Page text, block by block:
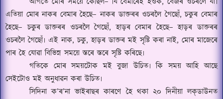
এতিয়া মোৰ নাকৰ বেমাৰ হৈছে–নাকৰ ডাক্তৰৰ ওচৰলৈ গৈছোঁ,চকুৰ বেমাৰ
হৈছে–চকুৰ ডাক্তৰৰ ওচৰলৈ গৈছোঁ,হাড়ৰ বেমাৰ হৈছে–হাড়ৰ ডাক্তৰৰ
ওচৰলৈ গৈছোঁ৷ এই নাক,চকু,হাড়ৰ ডাক্তৰ মই সৃষ্টি কৰা নাই, মোৰ মাজেৰে
পাৰ হৈ যোৱা বিভিন্ন সময়ে স্তৰে স্তৰে সৃষ্টি কৰিছে৷
গতিকে মোৰ সময়টোক মই বুজা উচিত৷ কি সময় আহি আছে
সেইটোও মই অনুধাৱন কৰা উচিত৷
সিদিনা ক’ৰ’নাভাইৰাছৰ কাৰণে হৈ থকা ২০ দিনীয়া লক্ডাউনত